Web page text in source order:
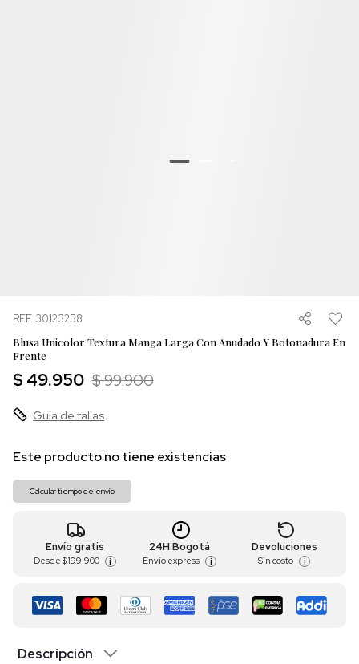
REF. 30123258
Blusa Unicolor Textura Manga Larga Con Anudado Y Botonadura En
Frente
$ 49.950 $ 99.900
Guia de tallas
Este producto no tiene existencias
Calcular tiempo de envío
Envío gratis
Desde $ 199.900 i
24H Bogotá
Envío express i
Devoluciones
Sin costo i
Descripción